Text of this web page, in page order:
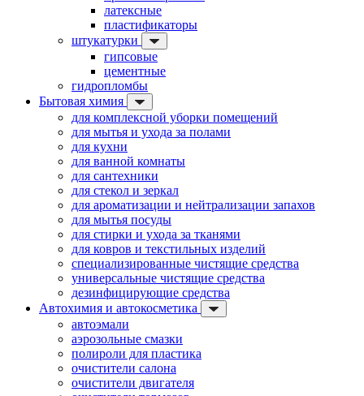
латексные
пластификаторы
штукатурки
гипсовые
цементные
гидропломбы
Бытовая химия
для комплексной уборки помещений
для мытья и ухода за полами
для кухни
для ванной комнаты
для сантехники
для стекол и зеркал
для ароматизации и нейтрализации запахов
для мытья посуды
для стирки и ухода за тканями
для ковров и текстильных изделий
специализированные чистящие средства
универсальные чистящие средства
дезинфицирующие средства
Автохимия и автокосметика
автоэмали
аэрозольные смазки
полироли для пластика
очистители салона
очистители двигателя